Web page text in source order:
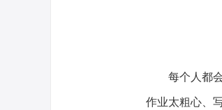
每个人都
作业太粗心、